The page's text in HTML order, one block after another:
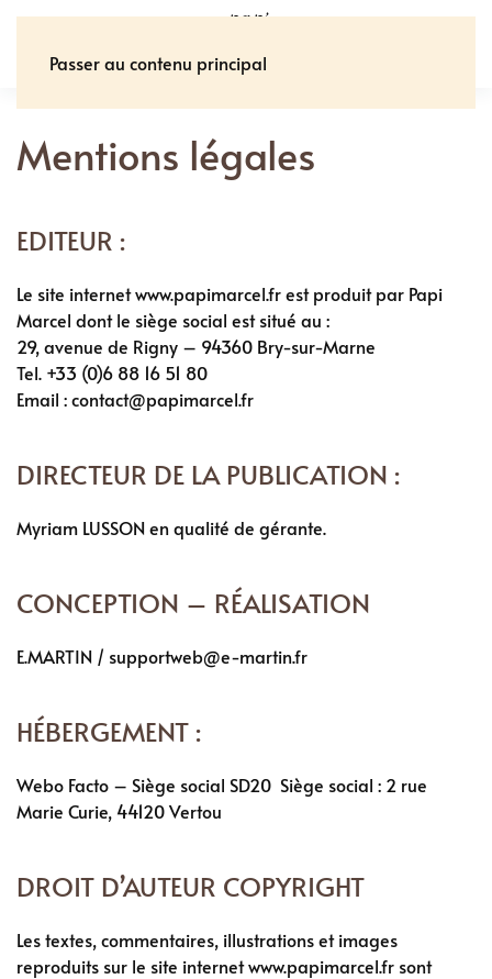
Passer au contenu principal
Mentions légales
EDITEUR :
Le site internet www.papimarcel.fr est produit par Papi
Marcel dont le siège social est situé au :
29, avenue de Rigny – 94360 Bry-sur-Marne
Tel. +33 (0)6 88 16 51 80
Email : contact@papimarcel.fr
DIRECTEUR DE LA PUBLICATION :
Myriam LUSSON en qualité de gérante.
CONCEPTION – RÉALISATION
E.MARTIN / supportweb@e-martin.fr
HÉBERGEMENT :
Webo Facto – Siège social SD20 Siège social : 2 rue
Marie Curie, 44120 Vertou
DROIT D’AUTEUR COPYRIGHT
Les textes, commentaires, illustrations et images
reproduits sur le site internet www.papimarcel.fr sont
Panneau de gestion des cookies